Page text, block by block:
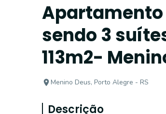
sendo 3
113m2-
Menino Deus, Porto Alegre - RS
Descrição